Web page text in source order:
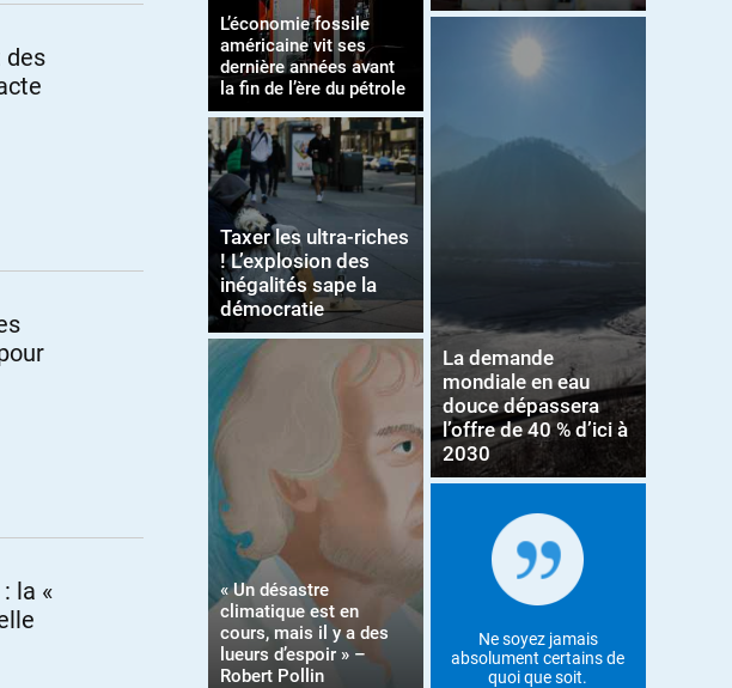
des
la «
L’économie fossile
américaine vit ses
dernière années avant
la fin de l’ère du pétrole
Taxer les ultra-riches
! L’explosion des
inégalités sape la
démocratie
« Un désastre
climatique est en
cours, mais il y a des
lueurs d’espoir » –
Robert Pollin
La demande
mondiale en eau
douce dépassera
l’offre de 40 % d’ici à
2030
Ne soyez jamais
absolument certains de
quoi que soit.